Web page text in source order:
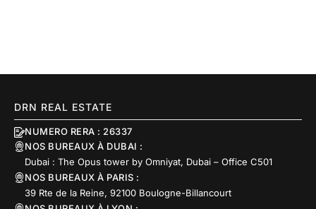
DRN REAL ESTATE
NUMERO RERA : 26337
NOS BUREAUX À DUBAI :
Dubai : The Opus tower by Omniyat, Dubai – Office C501
NOS BUREAUX À PARIS :
39 Rte de la Reine, 92100 Boulogne-Billancourt